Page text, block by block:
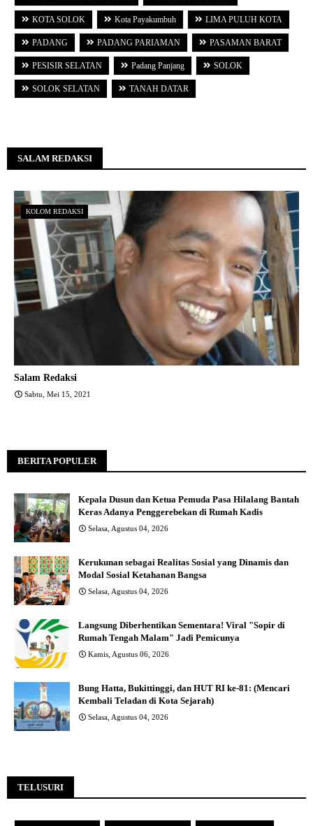
KOTA SOLOK Kota Payakumbuh LIMA PULUH KOTA
PADANG PADANG PARIAMAN PASAMAN BARAT
PESISIR SELATAN Padang Panjang SOLOK
SOLOK SELATAN TANAH DATAR
SALAM REDAKSI
KOLOM REDAKSI
Salam Redaksi
Sabtu, Mei 15, 2021
BERITA POPULER
Kepala Dusun dan Ketua Pemuda Pasa Hilalang Bantah
Keras Adanya Penggerebekan di Rumah Kadis
Selasa, Agustus 04, 2026
Kerukunan sebagai Realitas Sosial yang Dinamis dan
Modal Sosial Ketahanan Bangsa
Selasa, Agustus 04, 2026
Langsung Diberhentikan Sementara! Viral "Sopir di
Rumah Tengah Malam" Jadi Pemicunya
Kamis, Agustus 06, 2026
Bung Hatta, Bukittinggi, dan HUT RI ke-81: (Mencari
Kembali Teladan di Kota Sejarah)
Selasa, Agustus 04, 2026
TELUSURI